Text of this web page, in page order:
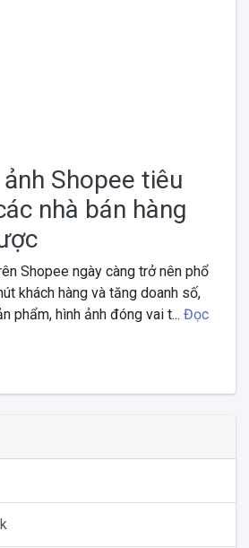
Shopee tiêu
nhà bán hàng
Shopee ngày càng trở nên phổ
khách hàng và tăng doanh số,
phẩm, hình ảnh đóng vai t... Đọc